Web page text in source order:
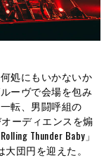
処にもいかないか
ーヴで会場を包み
転、男闘呼組の
オーディエンスを煽
Thunder Baby」
団円を迎えた。